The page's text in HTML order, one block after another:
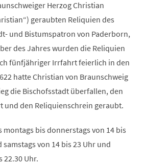
Herzog Christian
geraubten Reliquien des
und Bistumspatron von Paderborn,
des Jahres wurden die Reliquien
fünfjähriger Irrfahrt feierlich in den
hatte Christian von Braunschweig
die Bischofsstadt überfallen, den
und den Reliquienschrein geraubt.
montags bis donnerstags von 14 bis
von 14 bis 23 Uhr und
22.30 Uhr.